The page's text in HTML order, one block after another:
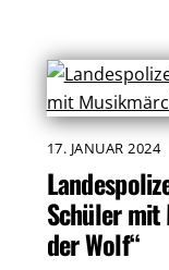
17. JANUAR 2024
Schüler mit
der Wolf“